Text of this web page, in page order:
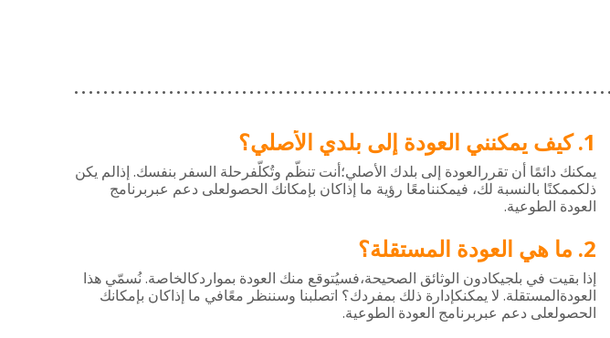
كيف يمكنني العودة إلى بلدي الأصلي؟
يمكنك دائمًا أن تقررالعودة إلى بلدك الأصلي؛أنت تنظّم وتُكلّفرحلة السفر بنفسك. إذالم يكن
ذلكممكنًا بالنسبة لك، فيمكننامعًا رؤية ما إذاكان بإمكانك الحصولعلى دعم عبربرنامج
العودة الطوعية.
ما هي العودة المستقلة؟
إذا بقيت في بلجيكادون الوثائق الصحيحة،فسيُتوقع منك العودة بمواردكالخاصة.نُسمّي هذا
العودةالمستقلة. لا يمكنكإدارة ذلك بمفردك؟ اتصلبنا وسننظر معًافي ما إذاكان بإمكانك
الحصولعلى دعم عبربرنامج العودة الطوعية.